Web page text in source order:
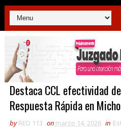
Destaca CCL efectividad
Respuesta Rápida en
by RED 113 on marzo 14, 2026 in